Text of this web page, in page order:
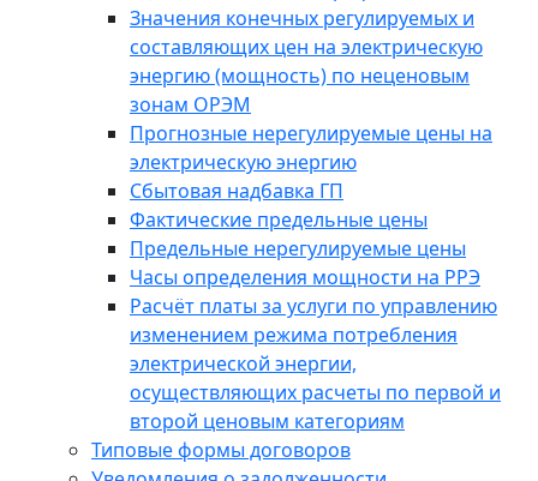
Значения конечных регулируемых и
составляющих цен на электрическую
энергию (мощность) по неценовым
зонам ОРЭМ
Прогнозные нерегулируемые цены на
электрическую энергию
Сбытовая надбавка ГП
Фактические предельные цены
Предельные нерегулируемые цены
Часы определения мощности на РРЭ
Расчёт платы за услуги по управлению
изменением режима потребления
электрической энергии,
осуществляющих расчеты по первой и
второй ценовым категориям
Типовые формы договоров